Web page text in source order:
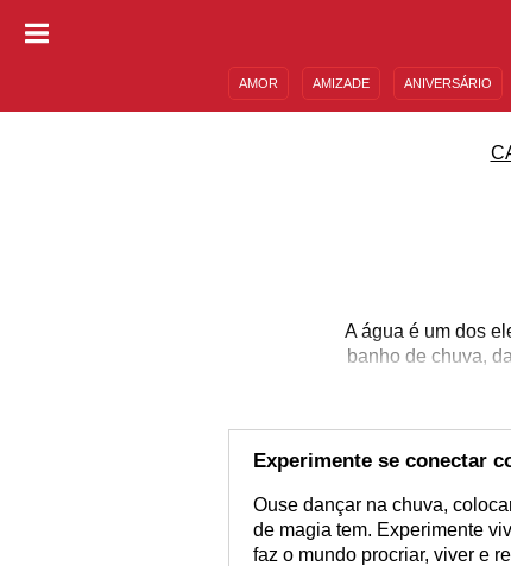
AMOR AMIZADE ANIVERSÁRIO
A água é um dos
banho de chuva,
Experimente se conectar
Ouse dançar na chuva,
de magia tem. Experimente
faz o mundo procriar, viver e